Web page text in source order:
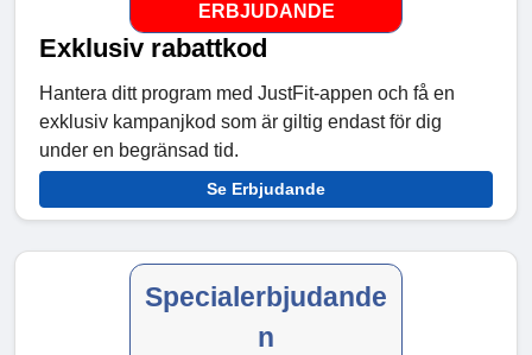
ERBJUDANDE
Exklusiv rabattkod
Hantera ditt program med JustFit-appen och få en
exklusiv kampanjkod som är giltig endast för dig
under en begränsad tid.
Se Erbjudande
Specialerbjudande
n